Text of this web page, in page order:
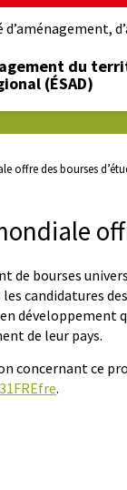
d’aménagement,
du
(ÉSAD)
offre des bourses
de bourses
candidatures
de leur pays.
concernant ce
.